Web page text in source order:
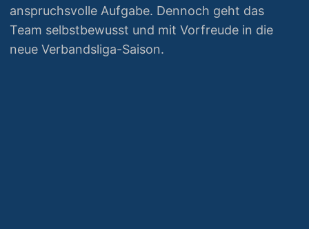
anspruchsvolle Aufgabe. Dennoch geht das
Team selbstbewusst und mit Vorfreude in die
neue Verbandsliga-Saison.